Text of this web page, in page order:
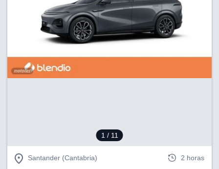
1/ 11
Santander (Cantabria) 2 horas